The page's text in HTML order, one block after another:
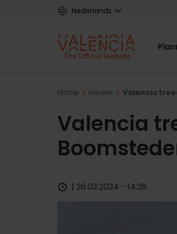
Nederlands
Home Nieuws Valencia
Valencia
| 26.03.2024 - 14:28